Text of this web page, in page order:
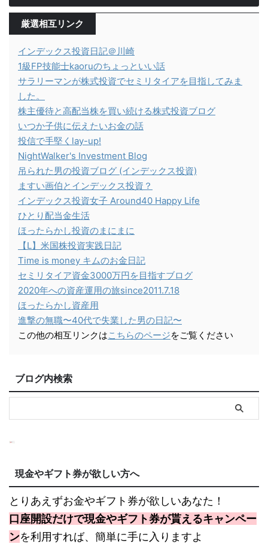
厳選相互リンク
インデックス投資日記＠川崎
1級FP技能士kaoruのちょっといい話
サラリーマンが株式投資でセミリタイアを目指してみま
した。
株主優待と高配当株を買い続ける株式投資ブログ
いつか子供に伝えたいお金の話
投信で手堅くlay-up!
NightWalker's Investment Blog
吊られた男の投資ブログ (インデックス投資)
ますい画伯とインデックス投資？
インデックス投資女子 Around40 Happy Life
ひとり配当金生活
ほったらかし投資のまにまに
【L】米国株投資実践日記
Time is money キムのお金日記
セミリタイア資金3000万円を目指すブログ
2020年への資産運用の旅since2011.7.18
ほったらかし資産用
進撃の無職〜40代で失業した男の日記〜
この他の相互リンクはこちらのページをご覧ください
ブログ内検索
現金やギフト券が欲しい方へ
とりあえずお金やギフト券が欲しいあなた！
口座開設だけで現金やギフト券が貰えるキャンペー
ンを利用すれば、簡単に手に入りますよ